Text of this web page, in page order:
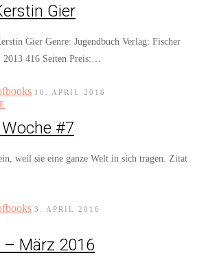
Gier
Gier Genre: Jugendbuch Verlag: Fischer
416 Seiten Preis:…
10. APRIL 2016
#7
weil sie eine ganze Welt in sich tragen. Zitat
3. APRIL 2016
– März 2016